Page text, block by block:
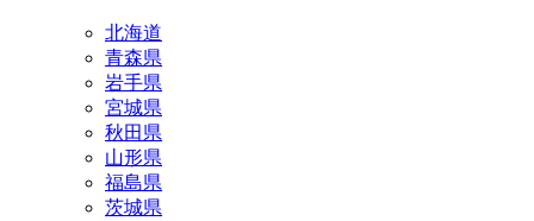
北海道
青森県
岩手県
宮城県
秋田県
山形県
福島県
茨城県